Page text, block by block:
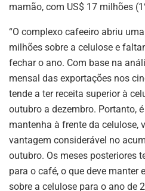
mamão, com US$ 17 milhões
“O complexo cafeeiro abriu
milhões sobre a celulose e
fechar o ano. Com base na
mensal das exportações nos
tende a ter receita superior à
outubro a dezembro. Portanto,
mantenha à frente da celulose,
vantagem considerável no
outubro. Os meses posteriores
para o café, o que deve manter
sobre a celulose para o ano de